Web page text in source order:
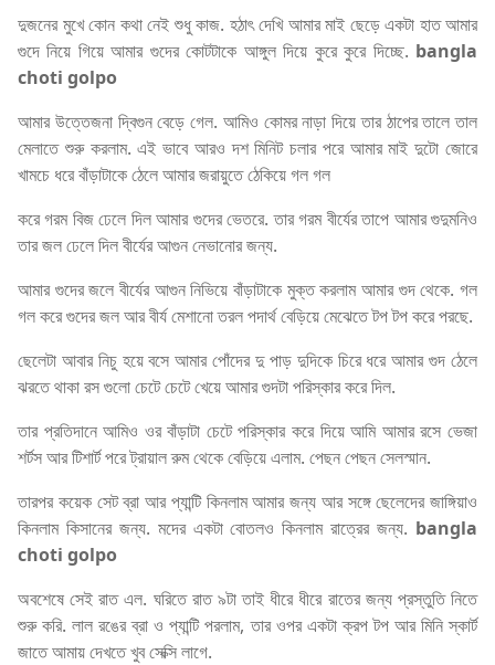
দুজনের মুখে কোন কথা নেই শুধু কাজ. হঠাৎ দেখি আমার মাই ছেড়ে একটা হাত আমার
গুদে নিয়ে গিয়ে আমার গুদের কোটটাকে আঙ্গুল দিয়ে কুরে কুরে দিচ্ছে. bangla
choti golpo
আমার উত্তেজনা দ্বিগুন বেড়ে গেল. আমিও কোমর নাড়া দিয়ে তার ঠাপের তালে তাল
মেলাতে শুরু করলাম. এই ভাবে আরও দশ মিনিট চলার পরে আমার মাই দুটো জোরে
খামচে ধরে বাঁড়াটাকে ঠেলে আমার জরায়ুতে ঠেকিয়ে গল গল
করে গরম বিজ ঢেলে দিল আমার গুদের ভেতরে. তার গরম বীর্যের তাপে আমার গুদুমনিও
তার জল ঢেলে দিল বীর্যের আগুন নেভানোর জন্য.
আমার গুদের জলে বীর্যের আগুন নিভিয়ে বাঁড়াটাকে মুক্ত করলাম আমার গুদ থেকে. গল
গল করে গুদের জল আর বীর্য মেশানো তরল পদার্থ বেড়িয়ে মেঝেতে টপ টপ করে পরছে.
ছেলেটা আবার নিচু হয়ে বসে আমার পোঁদের দু পাড় দুদিকে চিরে ধরে আমার গুদ ঠেলে
ঝরতে থাকা রস গুলো চেটে চেটে খেয়ে আমার গুদটা পরিস্কার করে দিল.
তার প্রতিদানে আমিও ওর বাঁড়াটা চেটে পরিস্কার করে দিয়ে আমি আমার রসে ভেজা
শর্টস আর টিশার্ট পরে ট্রায়াল রুম থেকে বেড়িয়ে এলাম. পেছন পেছন সেলস্মান.
তারপর কয়েক সেট ব্রা আর প্যান্টি কিনলাম আমার জন্য আর সঙ্গে ছেলেদের জাঙ্গিয়াও
কিনলাম কিসানের জন্য. মদের একটা বোতলও কিনলাম রাত্রের জন্য. bangla
choti golpo
অবশেষে সেই রাত এল. ঘরিতে রাত ৯টা তাই ধীরে ধীরে রাতের জন্য প্রস্তুতি নিতে
শুরু করি. লাল রঙের ব্রা ও প্যান্টি পরলাম, তার ওপর একটা ক্রপ টপ আর মিনি স্কার্ট
জাতে আমায় দেখতে খুব সেক্সি লাগে.